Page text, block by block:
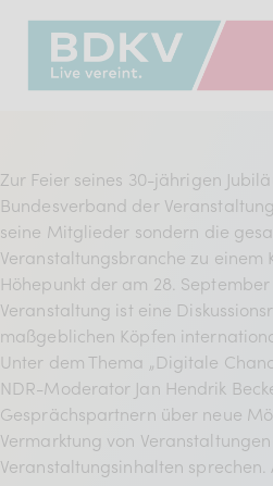
Zur Feier seines 30-jährigen
Bundesverband der
seine Mitglieder sondern die
Veranstaltungsbranche zu einem
Höhepunkt der am 28.
Veranstaltung ist eine
maßgeblichen Köpfen
Unter dem Thema „Digitale
NDR-Moderator Jan Hendrik
Gesprächspartnern über neue
Vermarktung von
Veranstaltungsinhalten sprechen.
Der BDKV
Themen & Markt
Presse
Services
Mitglied werden
Mitgliederbereich
Verband